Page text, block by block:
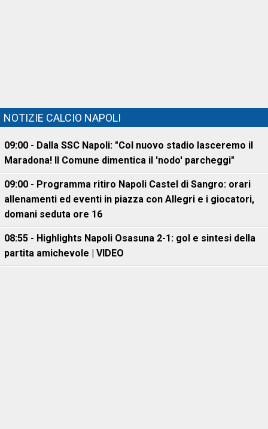
NOTIZIE CALCIO NAPOLI
09:00 - Dalla SSC Napoli: "Col nuovo stadio lasceremo il
Maradona! Il Comune dimentica il 'nodo' parcheggi"
09:00 - Programma ritiro Napoli Castel di Sangro: orari
allenamenti ed eventi in piazza con Allegri e i giocatori,
domani seduta ore 16
08:55 - Highlights Napoli Osasuna 2-1: gol e sintesi della
partita amichevole | VIDEO